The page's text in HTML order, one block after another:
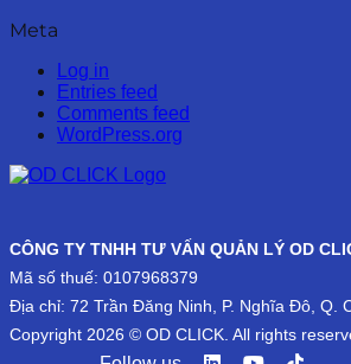
Meta
Log in
Entries feed
Comments feed
WordPress.org
CÔNG TY TNHH TƯ VẤN QUẢN LÝ OD
Mã số thuế: 0107968379
Địa chỉ: 72 Trần Đăng Ninh, P. Nghĩa Đô, Q.
Copyright 2026 © OD CLICK. All rights